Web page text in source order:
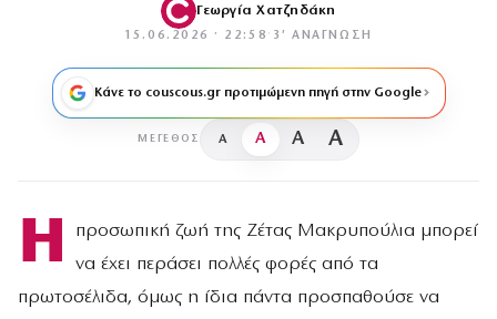
Γεωργία Χατζηδάκη
15.06.2026 · 22:58 · 3′ ΑΝΆΓΝΩΣΗ
Κάνε το couscous.gr προτιμώμενη πηγή στην Google
ΜΈΓΕΘΟΣ A A A A
Η
προσωπική ζωή της Ζέτας Μακρυπούλια μπορεί
να έχει περάσει πολλές φορές από τα
πρωτοσέλιδα, όμως η ίδια πάντα προσπαθούσε να